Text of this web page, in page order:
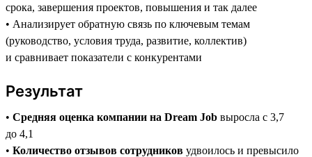
срока, завершения проектов, повышения и так далее
• Анализирует обратную связь по ключевым темам
(руководство, условия труда, развитие, коллектив)
и сравнивает показатели с конкурентами
Результат
• Средняя оценка компании на Dream Job выросла с 3,7
до 4,1
• Количество отзывов сотрудников удвоилось и превысило